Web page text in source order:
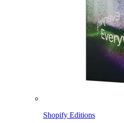
Shopify Editions